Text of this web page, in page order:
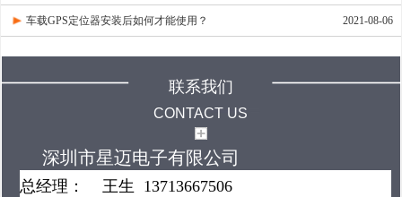
车载GPS定位器安装后如何才能使用？ 2021-08-06
联系我们
CONTACT US
深圳市星迈电子有限公司
总经理： 王生 13713667506